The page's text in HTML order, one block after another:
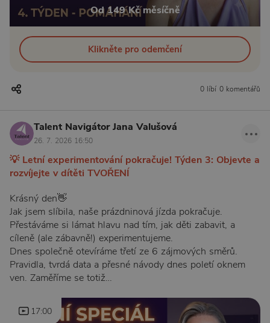
Od 149 Kč měsíčně
Klikněte pro odemčení
0 líbí 0 komentářů
Talent Navigátor Jana Valušová
26. 7. 2026 16:50
💡 Letní experimentování pokračuje! Týden 3: Objevte a
rozvíjejte v dítěti TVOŘENÍ
Krásný den👋
Jak jsem slíbila, naše prázdninová jízda pokračuje.
Přestáváme si lámat hlavu nad tím, jak děti zabavit, a
cíleně (ale zábavně!) experimentujeme.
Dnes společně otevíráme třetí ze 6 zájmových směrů.
Pravidla, tvrdá data a přesné návody dnes poletí oknem
ven. Zaměříme se totiž…
17:00